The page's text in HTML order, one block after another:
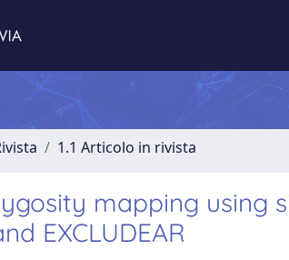
1.1 Articolo in rivista
mapping using
EXCLUDEAR